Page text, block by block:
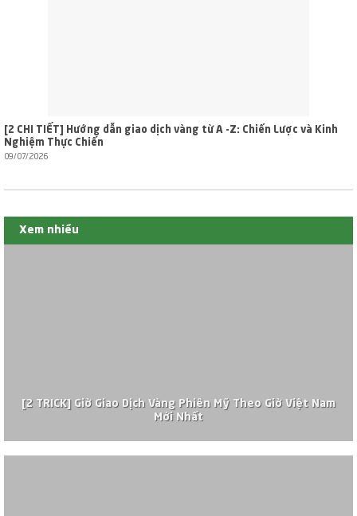
[2 CHI TIẾT] Hướng dẫn giao dịch vàng từ A -Z: Chiến Lược và Kinh
Nghiệm Thực Chiến
09/07/2026
Xem nhiều
[2 TRICK] Giờ Giao Dịch Vàng Phiên Mỹ Theo Giờ Việt Nam
Mới Nhất